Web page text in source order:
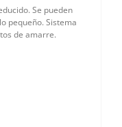
Se pueden
pequeño. Sistema
de amarre.